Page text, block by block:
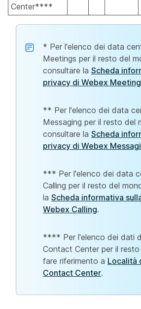
Center****
* Per l'elenco dei data
Meetings per il resto del
consultare la Scheda
privacy di Webex
** Per l'elenco dei data
Messaging per il resto del
consultare la Scheda
privacy di Webex
*** Per l'elenco dei data
Calling per il resto del
la Scheda informativa
Webex Calling.
**** Per l'elenco dei dati
Contact Center per il
fare riferimento a Località
Contact Center.